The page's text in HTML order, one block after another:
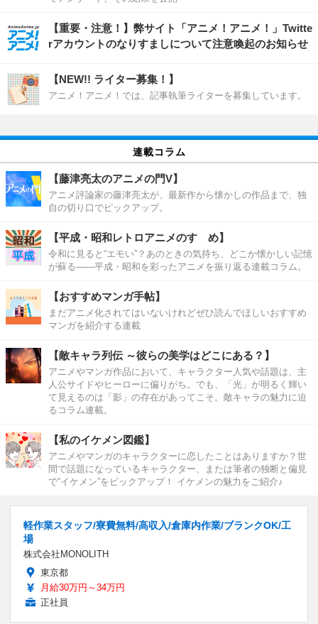
【重要・注意！】弊サイト「アニメ！アニメ！」Twitte
rアカウントのなりすましについて注意喚起のお知らせ
【NEW!! ライター募集！】
アニメ！アニメ！では、記事執筆ライターを募集しています。
連載コラム
【藤津亮太のアニメの門V】
アニメ評論家の藤津亮太が、最新作から懐かしの作品まで、独
自の切り口でピックアップ。
【平成・昭和レトロアニメのすゝめ】
令和に見ると“エモい”？あのときの気持ち、どこか懐かしい記憶
が蘇る――平成・昭和を彩ったアニメを振り返る連載コラム。
【おすすめマンガ手帖】
まだアニメ化されてはいないけれどぜひ読んでほしいおすすめ
マンガを紹介する連載
【敵キャラ列伝 ～彼らの美学はどこにある？】
アニメやマンガ作品において、キャラクター人気や話題は、主
人公サイドやヒーローに偏りがち。でも、「光」が明るく輝い
て見えるのは「影」の存在があってこそ。敵キャラの魅力に迫
るコラム連載。
【私のイケメン図鑑】
アニメやマンガのキャラクターに恋したことはありますか？世
間で話題になっているキャラクター、または筆者の独断と偏見
で“イケメン”をピックアップ！ イケメンの魅力をご紹介♪
軽作業スタッフ/寮費無料/高収入/倉庫内作業/ブランクOK/工
場
株式会社MONOLITH
東京都
月給30万円～34万円
正社員